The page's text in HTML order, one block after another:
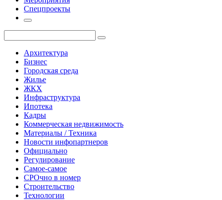
Спецпроекты
Архитектура
Бизнес
Городская среда
Жилье
ЖКХ
Инфраструктура
Ипотека
Кадры
Коммерческая недвижимость
Материалы / Техника
Новости инфопартнеров
Официально
Регулирование
Самое-самое
СРОчно в номер
Строительство
Технологии